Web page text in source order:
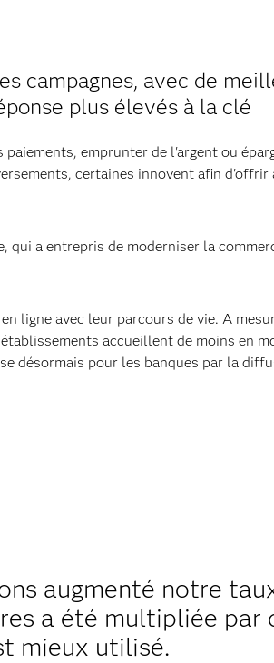
campagnes, avec de
plus élevés à la clé
emprunter de l'argent ou
certaines innovent afin
qui a entrepris de moderniser la
ligne avec leur parcours de vie. A
accueillent de moins en
désormais pour les banques par la
augmenté notre
a été multipliée par
mieux utilisé.